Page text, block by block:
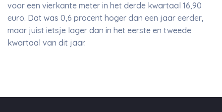
voor een vierkante meter in het derde kwartaal 16,90
euro. Dat was 0,6 procent hoger dan een jaar eerder,
maar juist ietsje lager dan in het eerste en tweede
kwartaal van dit jaar.